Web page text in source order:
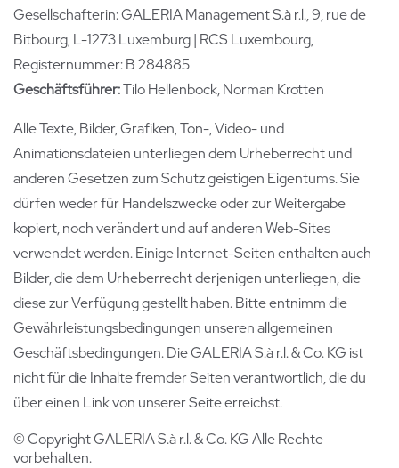
Gesellschafterin: GALERIA Management S.à r.l., 9, rue de
Bitbourg, L-1273 Luxemburg | RCS Luxembourg,
Registernummer: B 284885
Geschäftsführer:Tilo Hellenbock, Norman Krotten
Alle Texte, Bilder, Grafiken, Ton-, Video- und
Animationsdateien unterliegen dem Urheberrecht und
anderen Gesetzen zum Schutz geistigen Eigentums. Sie
dürfen weder für Handelszwecke oder zur Weitergabe
kopiert, noch verändert und auf anderen Web-Sites
verwendet werden. Einige Internet-Seiten enthalten auch
Bilder, die dem Urheberrecht derjenigen unterliegen, die
diese zur Verfügung gestellt haben. Bitte entnimm die
Gewährleistungsbedingungen unseren allgemeinen
Geschäftsbedingungen. Die GALERIA S.à r.l. & Co. KG ist
nicht für die Inhalte fremder Seiten verantwortlich, die du
über einen Link von unserer Seite erreichst.
© Copyright GALERIA S.à r.l. & Co. KG Alle Rechte
vorbehalten.